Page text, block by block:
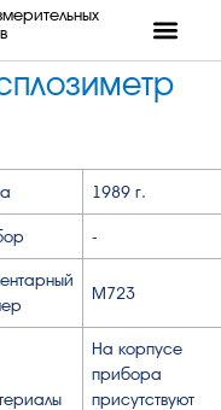
1989 г.
-
М723
На корпусе
прибора
присутствуют